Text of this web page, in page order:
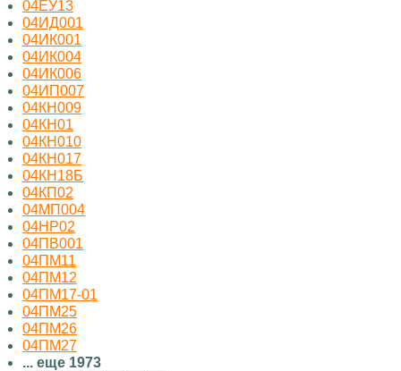
04ЕУ13
04ИД001
04ИК001
04ИК004
04ИК006
04ИП007
04КН009
04КН01
04КН010
04КН017
04КН18Б
04КП02
04МП004
04НР02
04ПВ001
04ПМ11
04ПМ12
04ПМ17-01
04ПМ25
04ПМ26
04ПМ27
... еще 1973